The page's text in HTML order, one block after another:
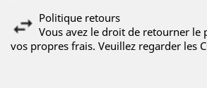
Politique retours
Vous avez le droit de retourner
vos propres frais. Veuillez regarder les